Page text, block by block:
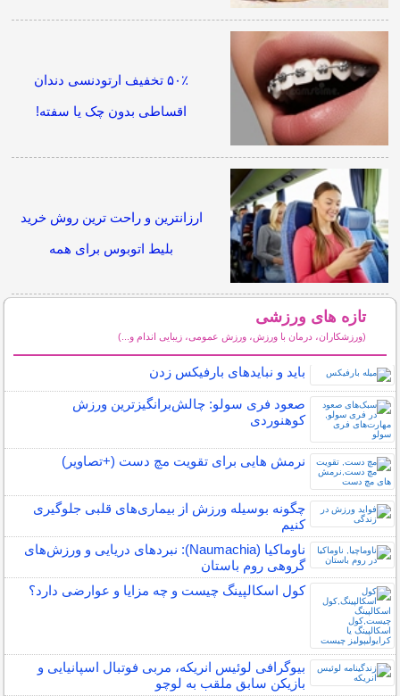
۵۰٪ تخفیف ارتودنسی دندان
اقساطی بدون چک یا سفته!
ارزانترین و راحت ترین روش خرید
بلیط اتوبوس برای همه
تازه های ورزشی
(ورزشکاران، درمان با ورزش، ورزش عمومی، زیبایی اندام و...)
باید و نبایدهای بارفیکس زدن
صعود فری سولو: چالش‌برانگیزترین ورزش
کوهنوردی
نرمش هایی برای تقویت مچ دست (+تصاویر)
چگونه بوسیله ورزش از بیماری‌های قلبی جلوگیری
کنیم
ناوماکیا (Naumachia): نبردهای دریایی و ورزش‌های
گروهی روم باستان
کول اسکالپینگ چیست و چه مزایا و عوارضی دارد؟
بیوگرافی لوئیس انریکه، مربی فوتبال اسپانیایی و
بازیکن سابق ملقب به لوچو